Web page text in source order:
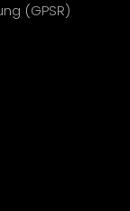
(GPSR)